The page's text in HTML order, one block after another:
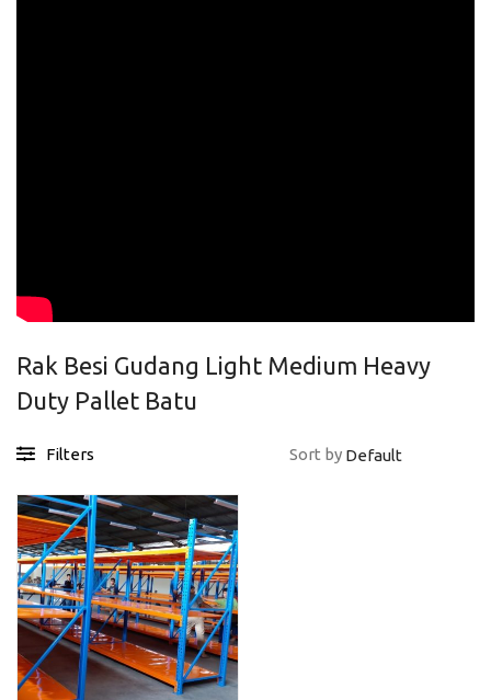
Rak Besi Gudang Light Medium Heavy
Duty Pallet Batu
Filters Sort by